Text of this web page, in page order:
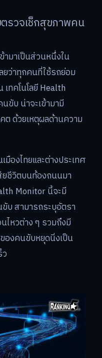
รวจเช็กสุขภาพคน
ามาเป็นส่วนหนึ่งใน
ยว่าทุกคนที่ใช้รถย่อม
ทคโนโลยี Health
ขับ น่าจะเข้ามามี
ด้วยเหตุผลด้านความ
มืองไทยและต่างประเทศ
ยชีวิตบนท้องถนนมา
Monitor นี้จะมี
ขับ สามารถระบุอัตรา
ไหวต่าง ๆ รวมถึงมี
งคนขับหยุดนิ่งเป็น